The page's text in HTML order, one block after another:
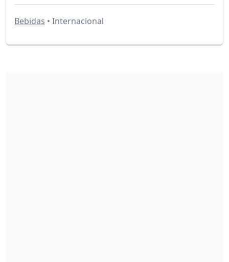
Bebidas • Internacional